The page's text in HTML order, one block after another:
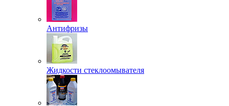
Антифризы
Жидкости стеклоомывателя